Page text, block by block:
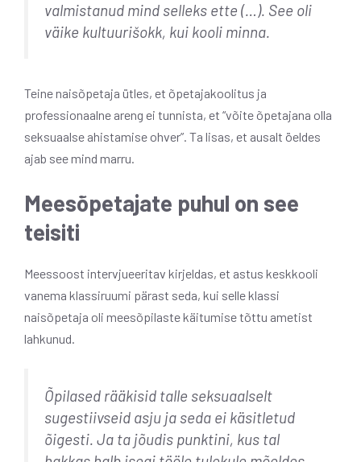
valmistanud mind selleks ette (…). See oli
väike kultuurišokk, kui kooli minna.
Teine naisõpetaja ütles, et õpetajakoolitus ja
professionaalne areng ei tunnista, et “võite õpetajana olla
seksuaalse ahistamise ohver”. Ta lisas, et ausalt öeldes
ajab see mind marru.
Meesõpetajate puhul on see
teisiti
Meessoost intervjueeritav kirjeldas, et astus keskkooli
vanema klassiruumi pärast seda, kui selle klassi
naisõpetaja oli meesõpilaste käitumise tõttu ametist
lahkunud.
Õpilased rääkisid talle seksuaalselt
sugestiivseid asju ja seda ei käsitletud
õigesti. Ja ta jõudis punktini, kus tal